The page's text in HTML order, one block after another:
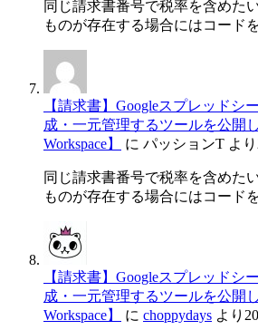
同じ請求書番号で税率を含めた
ものが存在する場合にはコード
【請求書】Googleスプレッドシ
成・一元管理するツールを公開
Workspace】
に パッションT より
同じ請求書番号で税率を含めた
ものが存在する場合にはコード
【請求書】Googleスプレッドシ
成・一元管理するツールを公開
Workspace】
に choppydays より